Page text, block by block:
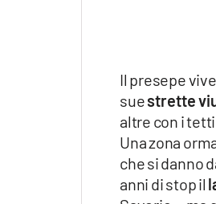
Il presepe
suestrette
altre con i
Una zona
che si danno
anni di stop il